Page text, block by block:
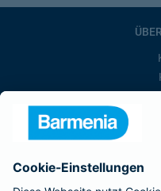
Barmenia ist